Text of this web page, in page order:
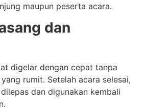
maupun peserta acara.
dan
digelar dengan cepat tanpa
rumit. Setelah acara selesai,
dan digunakan kembali